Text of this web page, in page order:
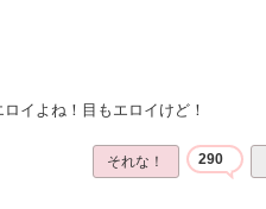
イよね！目もエロイけど！
それな！ 290